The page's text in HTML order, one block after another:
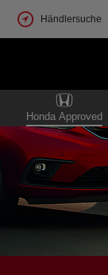
Händlersuche
Honda Approved